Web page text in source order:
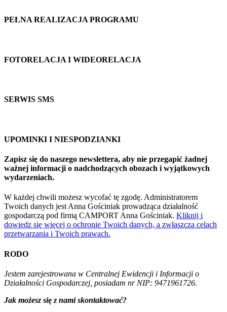
PEŁNA REALIZACJA PROGRAMU
FOTORELACJA I WIDEORELACJA
SERWIS SMS
UPOMINKI I NIESPODZIANKI
Zapisz się do naszego newslettera, aby nie przegapić żadnej
ważnej informacji o nadchodzących obozach i wyjątkowych
wydarzeniach.
W każdej chwili możesz wycofać tę zgodę. Administratorem
Twoich danych jest Anna Gościniak prowadząca działalność
gospodarczą pod firmą CAMPORT Anna Gościniak. Kliknij i
dowiedz się więcej o ochronie Twoich danych, a zwłaszcza celach
przetwarzania i Twoich prawach.
RODO
Jestem zarejestrowana w Centralnej Ewidencji i Informacji o
Działalności Gospodarczej, posiadam nr NIP: 9471961726.
Jak możesz się z nami skontaktować?